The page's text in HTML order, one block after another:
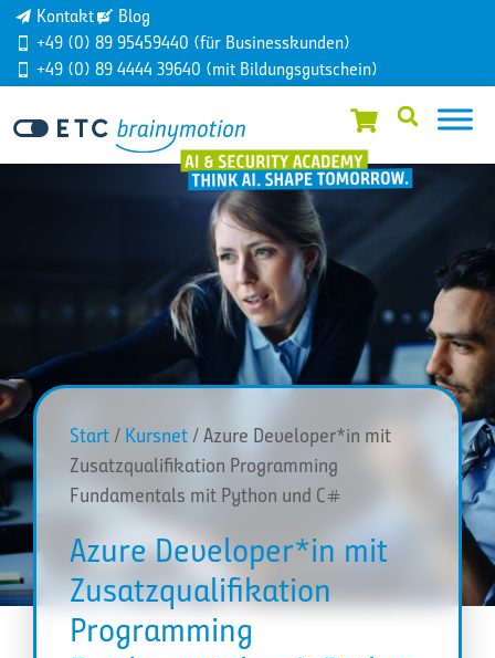
Kontakt
Blog
+49 (0) 89 95459440 (für Businesskunden)
+49 (0) 89 4444 39640 (mit Bildungsgutschein)
Start / Kursnet/ Azure Developer*in mit
Zusatzqualifikation Programming
Fundamentals mit Python und C#
Azure Developer*in mit
Zusatzqualifikation
Programming